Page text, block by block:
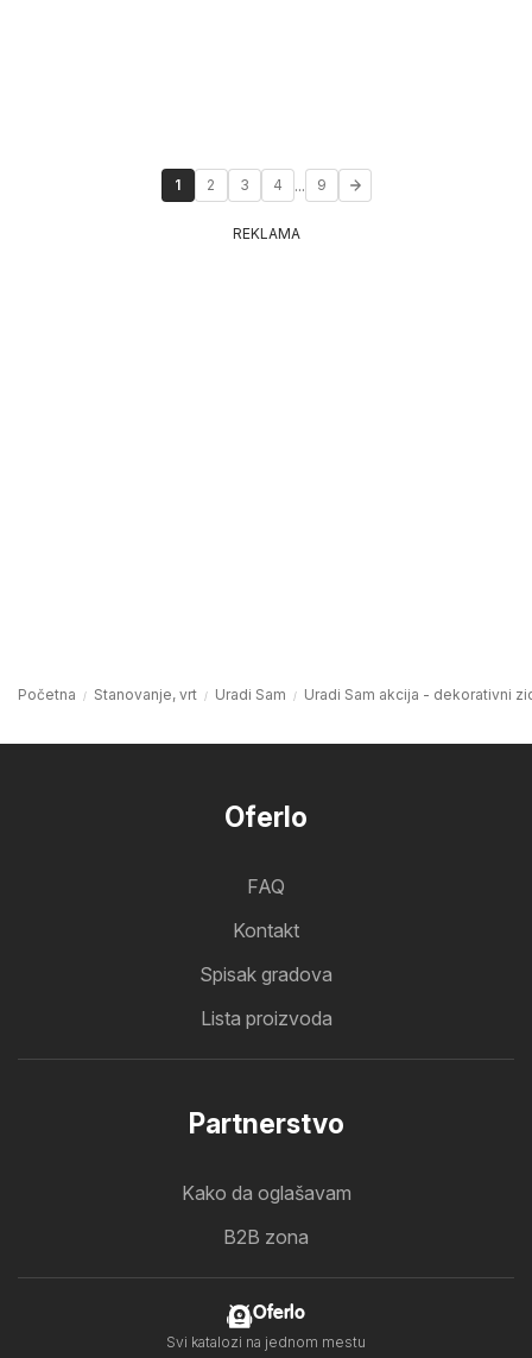
1 2 3 4 ... 9
REKLAMA
Početna Stanovanje, vrt Uradi Sam Uradi Sam akcija - dekorativni
Oferlo
FAQ
Kontakt
Spisak gradova
Lista proizvoda
Partnerstvo
Kako da oglašavam
B2B zona
Oferlo
Svi katalozi na jednom mestu